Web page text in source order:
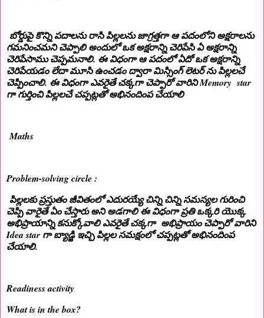
బోర్డుపై కొన్ని పదాలను రాసి పిల్లలను జాగ్రత్తగా ఆ పదంలోని అక్షరాలను
గమనించమని చెప్పాలి అందులో ఒక అక్షరాన్ని చెరిపేసి ఏ అక్షరాన్ని
చెరిపేసాము చెప్పమనాలి. ఈ విధంగా ఆ పదంలో ఏదో ఒక అక్షరాన్ని
చెరిపేయడం లేదా మూసి ఉంచడం ద్వారా మిస్సింగ్ లెటర్ ను పిల్లలచే
చెప్పించాలి. ఈ విధంగా ఎవరైతే చక్కగా చెప్పారో వారిని Memory star
గా గుర్తించి పిల్లలచే చప్పట్లతో అభినందింప చేయాలి
Maths
Problem-solving circle :
పిల్లలకు ప్రస్తుతం జీవితంలో ఎదురయ్యే చిన్ని చిన్ని సమస్యల గురించి
చెప్పి వారైతే ఏం చేస్తారు అని అడగాలి ఈ విధంగా ప్రతి ఒక్కరి యొక్క
అభిప్రాయాన్ని కనుక్కోవాలి ఎవరైతే చక్కగా అభిప్రాయం చెప్పారో వారిని
Idea star గా బ్యాడ్జి ఇచ్చి పిల్లల సమక్షంలో చప్పట్లతో అభినందింప
చేయాలి.
Readiness activity
What is in the box?